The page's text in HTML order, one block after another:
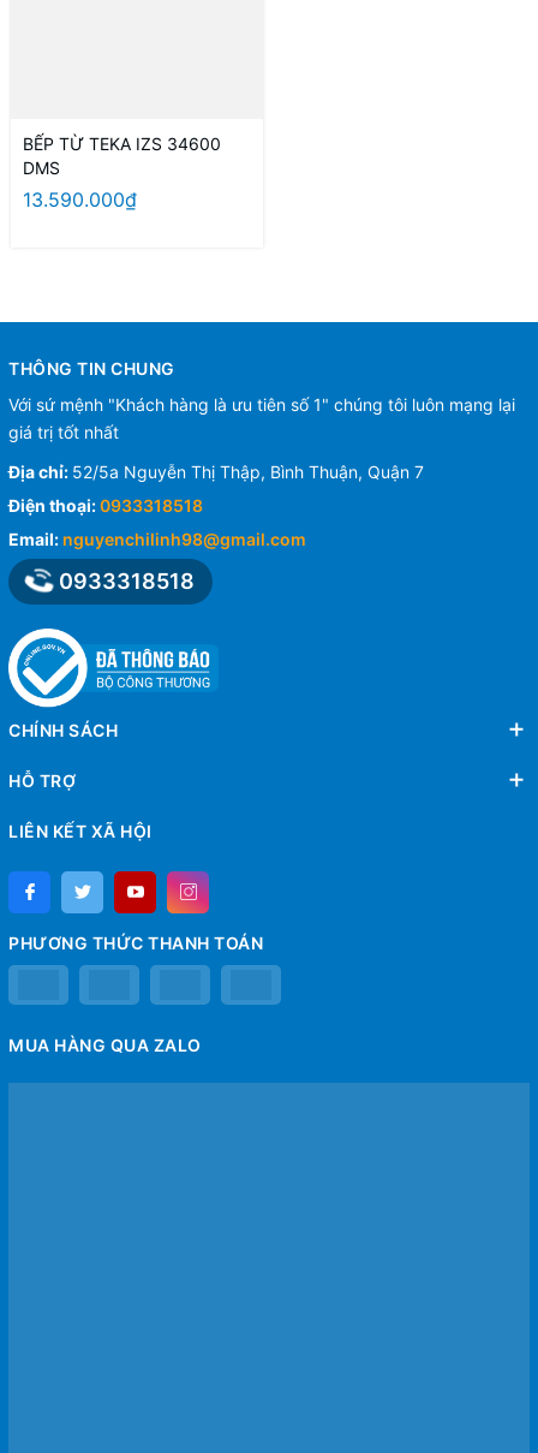
BẾP TỪ TEKA IZS 34600
DMS
13.590.000₫
THÔNG TIN CHUNG
Với sứ mệnh "Khách hàng là ưu tiên số 1" chúng tôi luôn mạng lại
giá trị tốt nhất
Địa chỉ: 52/5a Nguyễn Thị Thập, Bình Thuận, Quận 7
Điện thoại:0933318518
Email: nguyenchilinh98@gmail.com
0933318518
CHÍNH SÁCH
HỖ TRỢ
LIÊN KẾT XÃ HỘI
PHƯƠNG THỨC THANH TOÁN
MUA HÀNG QUA ZALO